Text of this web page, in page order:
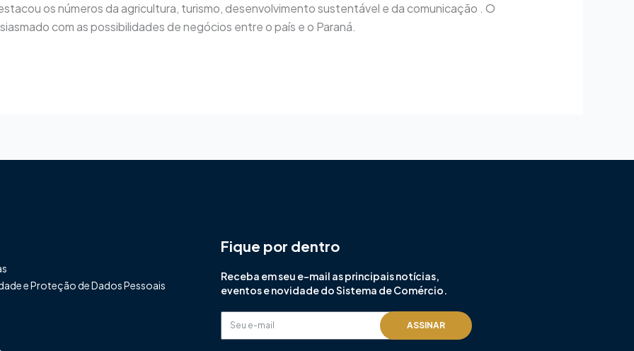
os números da agricultura, turismo, desenvolvimento sustentável e da comunicação . O
com as possibilidades de negócios entre o país e o Paraná.
e Proteção de Dados Pessoais
Fique por dentro
Receba em seu e-mail as principais notícias,
eventos e novidade do Sistema de Comércio.
Seu
e-
ASSINAR